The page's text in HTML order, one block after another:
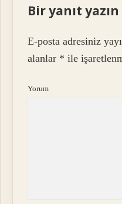
Bir yanıt yazın
E-posta adresiniz
alanlar * ile
Yorum